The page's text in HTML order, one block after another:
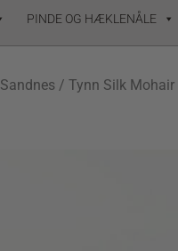
PINDE OG HÆKLENÅLE
Sandnes / Tynn Silk Mohair